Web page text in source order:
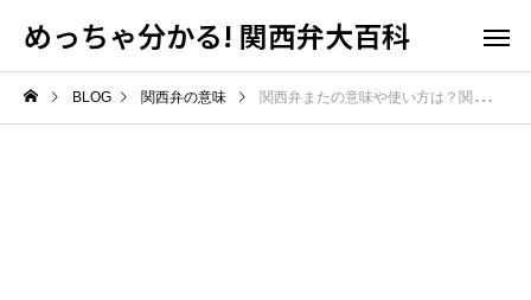
めっちゃ分かる! 関西弁大百科
BLOG 関西弁の意味 関西弁またの意味や使い方は？関西以外では通じない？